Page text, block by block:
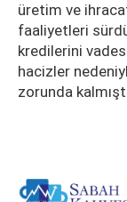
üretim ve
faaliyetleri
kredilerini
hacizler
zorunda